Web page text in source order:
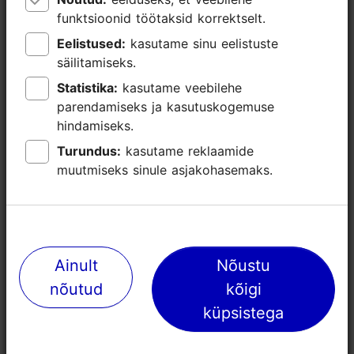
funktsioonid töötaksid korrektselt.
Eelistused:
säilitamiseks.
Statistika:
parendamiseks ja kasutuskogemuse
hindamiseks.
Turundus:
muutmiseks sinule asjakohasemaks.
Ainult
nõutud
Nõustu
kõigi
küpsistega
funktsioonid töötaksid korrektselt.
Eelistused:
säilitamiseks.
Statistika:
parendamiseks ja kasutuskogemuse
hindamiseks.
Turundus:
muutmiseks sinule asjakohasemaks.
Ainult
nõutud
Nõustu
kõigi
küpsistega